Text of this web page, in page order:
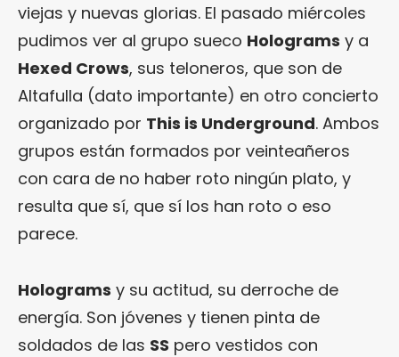
viejas y nuevas glorias. El pasado miércoles
pudimos ver al grupo sueco Holograms y a
Hexed Crows, sus teloneros, que son de
Altafulla (dato importante) en otro concierto
organizado por This is Underground. Ambos
grupos están formados por veinteañeros
con cara de no haber roto ningún plato, y
resulta que sí, que sí los han roto o eso
parece.
Holograms y su actitud, su derroche de
energía. Son jóvenes y tienen pinta de
soldados de las SS pero vestidos con